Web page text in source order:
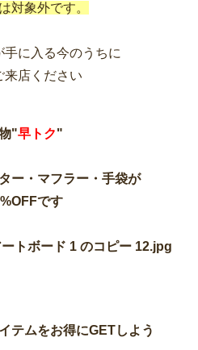
対象外です。
手に入る今のうちに
来店ください
"早トク"
ー・マフラー・手袋が
です
テムをお得にGETしよう